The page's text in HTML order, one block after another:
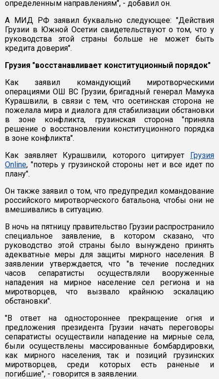
определенным направлениям", - добавил он.
А МИД РФ заявил буквально следующее: "Действия
Грузии в Южной Осетии свидетельствуют о том, что у
руководства этой страны больше не может быть
кредита доверия".
Грузия "восстанавливает конституционный порядок"
Как заявил командующий миротворческими
операциями ОШ ВС Грузии, бригадный генерал Мамука
Курашвили, в связи с тем, что осетинская сторона не
пожелала мира и диалога для стабилизации обстановки
в зоне конфликта, грузинская сторона "приняла
решение о восстановлении конституционного порядка
в зоне конфликта".
Как заявляет Курашвили, которого цитирует Грузия
Online, "потерь у грузинской стороны нет и все идет по
плану".
Он также заявил о том, что предупредил командование
российского миротворческого батальона, чтобы они не
вмешивались в ситуацию.
В ночь на пятницу правительство Грузии распространило
специальное заявление, в котором сказано, что
руководство этой страны было вынуждено принять
адекватные меры для защиты мирного населения. В
заявлении утверждается, что "в течение последних
часов сепаратисты осуществляли вооруженные
нападения на мирное население сел региона и на
миротворцев, что вызвало крайнюю эскалацию
обстановки".
"В ответ на одностороннее прекращение огня и
предложения президента Грузии начать переговоры
сепаратисты осуществили нападение на мирные села,
были осуществлены массированные бомбардировки,
как мирного населения, так и позиций грузинских
миротворцев, среди которых есть раненые и
погибшие", - говорится в заявлении.